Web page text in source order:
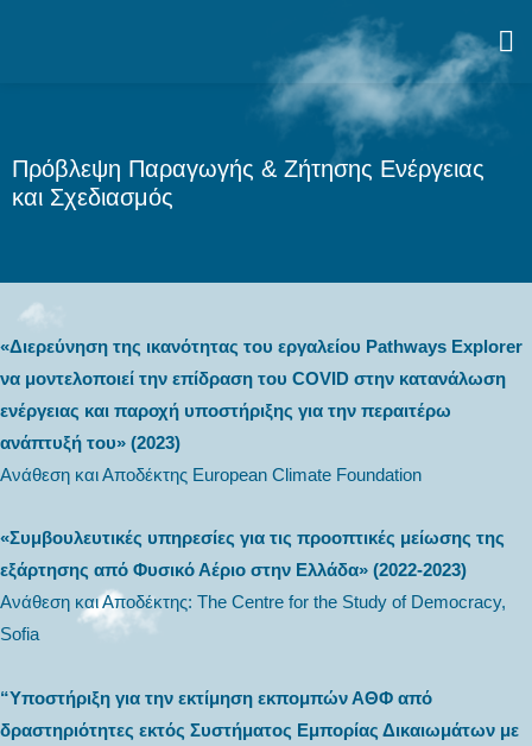
Πρόβλεψη Παραγωγής & Ζήτησης Ενέργειας
και Σχεδιασμός
«Διερεύνηση της ικανότητας του εργαλείου Pathways Explorer
να μοντελοποιεί την επίδραση του COVID στην κατανάλωση
ενέργειας και παροχή υποστήριξης για την περαιτέρω
ανάπτυξή του» (2023)
Ανάθεση και Αποδέκτης European Climate Foundation
«Συμβουλευτικές υπηρεσίες για τις προοπτικές μείωσης της
εξάρτησης από Φυσικό Αέριο στην Ελλάδα» (2022-2023)
Ανάθεση και Αποδέκτης: The Centre for the Study of Democracy,
Sofia
“Υποστήριξη για την εκτίμηση εκπομπών ΑΘΦ από
δραστηριότητες εκτός Συστήματος Εμπορίας Δικαιωμάτων με